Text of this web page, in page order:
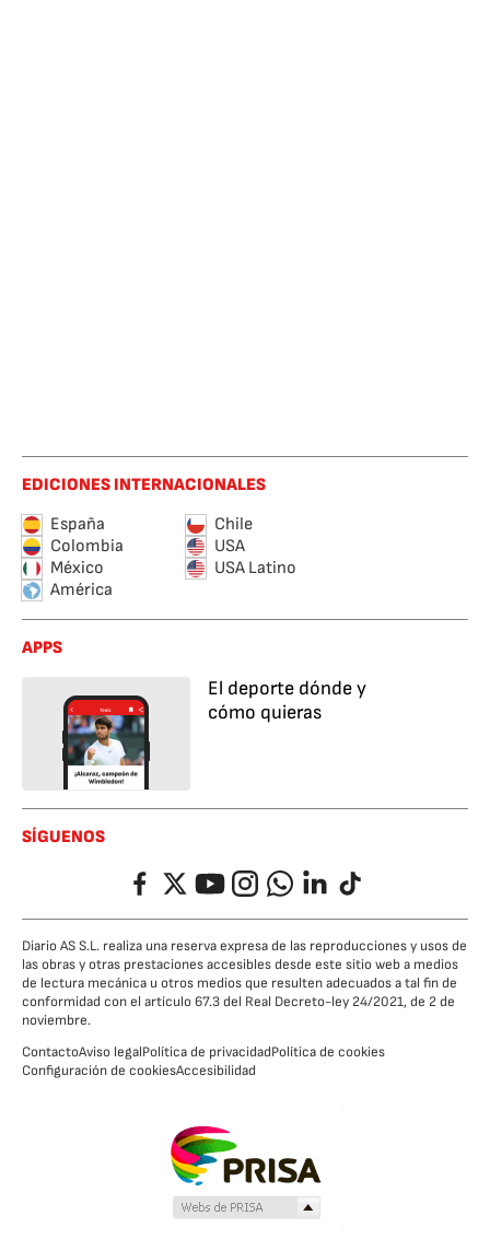
EDICIONES INTERNACIONALES
España
Chile
Colombia
USA
México
USA Latino
América
APPS
El deporte dónde y
cómo quieras
SÍGUENOS
FacebookTwitterYouTubeInstagramWhatsappLinkedIn
TikTok
Diario AS S.L. realiza una reserva expresa de las reproducciones y usos de
las obras y otras prestaciones accesibles desde este sitio web a medios
de lectura mecánica u otros medios que resulten adecuados a tal fin de
conformidad con el artículo 67.3 del Real Decreto-ley 24/2021, de 2 de
noviembre.
ContactoAviso legalPolítica de privacidadPolítica de cookies
Configuración de cookiesAccesibilidad